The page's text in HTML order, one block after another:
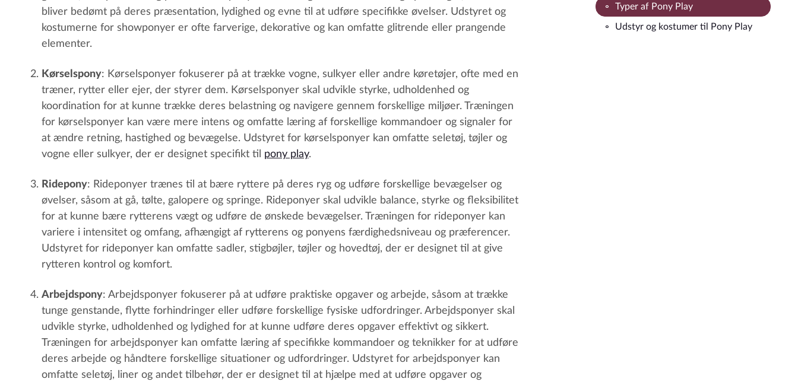
bliver bedømt på deres præsentation, lydighed og evne til at udføre specifikke øvelser. Udstyret og
kostumerne for showponyer er ofte farverige, dekorative og kan omfatte glitrende eller prangende
elementer.
Kørselspony: Kørselsponyer fokuserer på at trække vogne, sulkyer eller andre køretøjer, ofte med en
træner, rytter eller ejer, der styrer dem. Kørselsponyer skal udvikle styrke, udholdenhed og
koordination for at kunne trække deres belastning og navigere gennem forskellige miljøer. Træningen
for kørselsponyer kan være mere intens og omfatte læring af forskellige kommandoer og signaler for
at ændre retning, hastighed og bevægelse. Udstyret for kørselsponyer kan omfatte seletøj, tøjler og
vogne eller sulkyer, der er designet specifikt til pony play.
Ridepony: Rideponyer trænes til at bære ryttere på deres ryg og udføre forskellige bevægelser og
øvelser, såsom at gå, tølte, galopere og springe. Rideponyer skal udvikle balance, styrke og fleksibilitet
for at kunne bære rytterens vægt og udføre de ønskede bevægelser. Træningen for rideponyer kan
variere i intensitet og omfang, afhængigt af rytterens og ponyens færdighedsniveau og præferencer.
Udstyret for rideponyer kan omfatte sadler, stigbøjler, tøjler og hovedtøj, der er designet til at give
rytteren kontrol og komfort.
Arbejdspony: Arbejdsponyer fokuserer på at udføre praktiske opgaver og arbejde, såsom at trække
tunge genstande, flytte forhindringer eller udføre forskellige fysiske udfordringer. Arbejdsponyer skal
udvikle styrke, udholdenhed og lydighed for at kunne udføre deres opgaver effektivt og sikkert.
Træningen for arbejdsponyer kan omfatte læring af specifikke kommandoer og teknikker for at udføre
deres arbejde og håndtere forskellige situationer og udfordringer. Udstyret for arbejdsponyer kan
omfatte seletøj, liner og andet tilbehør, der er designet til at hjælpe med at udføre opgaver og
Typer af Pony Play
Udstyr og kostumer til Pony Play